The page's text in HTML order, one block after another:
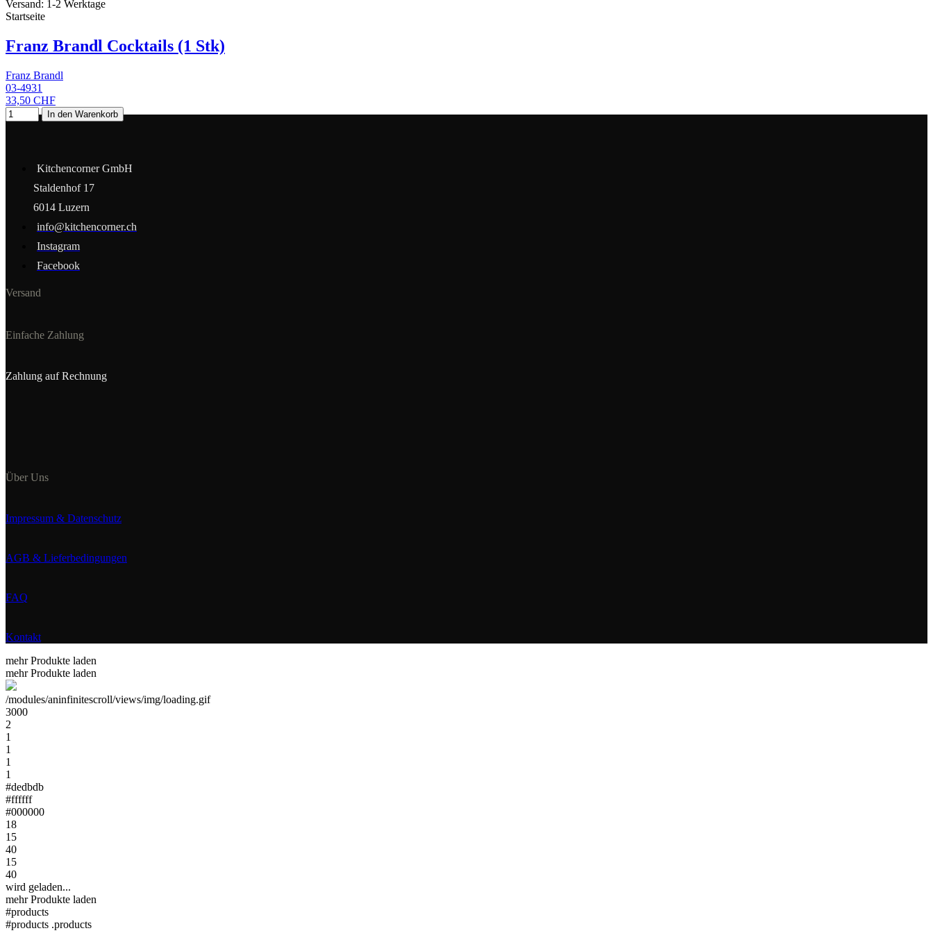
Versand: 1-2 Werktage
Startseite
Franz Brandl Cocktails (1 Stk)
Franz Brandl
03-4931
33,50 CHF
In den Warenkorb
Kitchencorner GmbH
Staldenhof 17
6014 Luzern
info@kitchencorner.ch
Instagram
Facebook
Versand
Einfache Zahlung
Zahlung auf Rechnung
Über Uns
Impressum & Datenschutz
AGB & Lieferbedingungen
FAQ
Kontakt
mehr Produkte laden
mehr Produkte laden
/modules/aninfinitescroll/views/img/loading.gif
3000
2
1
1
1
1
#dedbdb
#ffffff
#000000
18
15
40
15
40
wird geladen...
mehr Produkte laden
#products
#products .products